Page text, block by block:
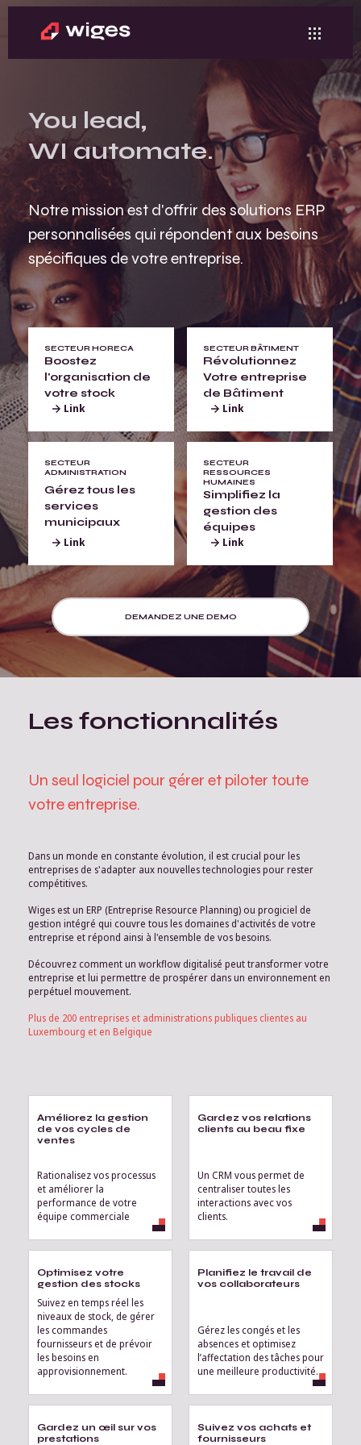
You lead,
WI automate.
Notre mission est d'offrir des solutions ERP
personnalisées qui répondent aux besoins
spécifiques de votre entreprise.
SECTEUR HORECA
Boostez
l'organisation de
votre stock
Link
SECTEUR BÂTIMENT
Révolutionnez
Votre entreprise
de Bâtiment
Link
SECTEUR
ADMINISTRATION
Gérez tous les
services
municipaux
Link
SECTEUR
RESSOURCES
HUMAINES
Simplifiez la
gestion des
équipes
Link
DEMANDEZ UNE DEMO
Les fonctionnalités
Un seul logiciel pour gérer et piloter toute
votre entreprise.
Dans un monde en constante évolution, il est crucial pour les
entreprises de s'adapter aux nouvelles technologies pour rester
compétitives.
Wiges est un ERP (Entreprise Resource Planning) ou progiciel de
gestion intégré qui couvre tous les domaines d'activités de votre
entreprise et répond ainsi à l'ensemble de vos besoins.
Découvrez comment un workflow digitalisé peut transformer votre
entreprise et lui permettre de prospérer dans un environnement en
perpétuel mouvement.
Plus de 200 entreprises et administrations publiques clientes au
Luxembourg et en Belgique
Améliorez la gestion
de vos cycles de
ventes
Rationalisez vos processus
et améliorer la
performance de votre
équipe commerciale
Gardez vos relations
clients au beau fixe
Un CRM vous permet de
centraliser toutes les
interactions avec vos
clients.
Optimisez votre
gestion des stocks
Suivez en temps réel les
niveaux de stock, de gérer
les commandes
fournisseurs et de prévoir
les besoins en
approvisionnement.
Planifiez le travail de
vos collaborateurs
Gérez les congés et les
absences et optimisez
l’affectation des tâches pour
une meilleure productivité.
Gardez un œil sur vos
prestations
Suivez vos achats et
fournisseurs